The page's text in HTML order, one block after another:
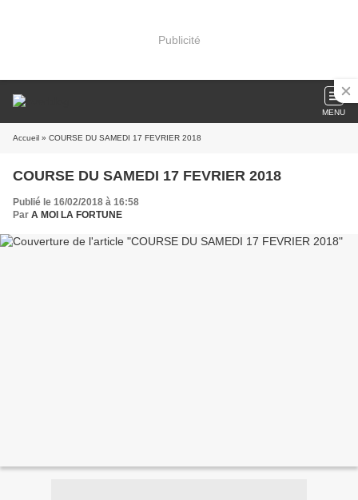
Publicité
MENU
Accueil » COURSE DU SAMEDI 17 FEVRIER 2018
COURSE DU SAMEDI 17 FEVRIER 2018
Publié le 16/02/2018 à 16:58
Par A MOI LA FORTUNE